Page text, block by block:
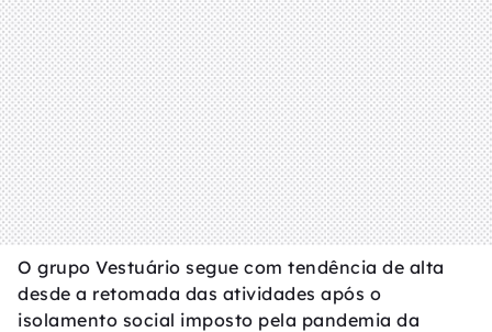
O grupo Vestuário segue com tendência de alta
desde a retomada das atividades após o
isolamento social imposto pela pandemia da